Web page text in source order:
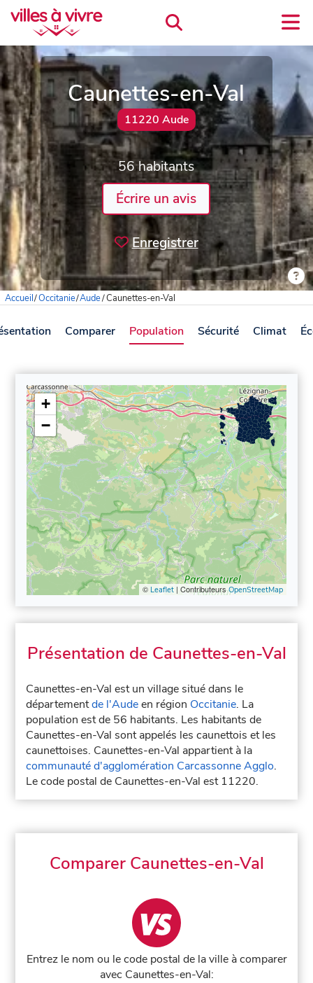
Caunettes-en-Val
11220 Aude
56 habitants
Écrire un avis
Enregistrer
Accueil/Occitanie/Aude/Caunettes-en-Val
Comparer Population Sécurité Climat
+
−
© Leaflet| ContributeursOpenStreetMap
Présentation de Caunettes-en-Val
Caunettes-en-Val est un village situé dans le
départementde l'Audeen région Occitanie. La
population est de 56 habitants. Les habitants de
Caunettes-en-Val sont appelés les caunettois et les
caunettoises. Caunettes-en-Val appartient à la
communauté d'agglomération Carcassonne Agglo.
Le code postal de Caunettes-en-Val est 11220.
Comparer Caunettes-en-Val
Entrez le nom ou le code postal de la ville à comparer
avec Caunettes-en-Val: